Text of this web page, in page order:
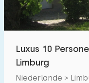
Luxus 10
Limburg
Niederlande >